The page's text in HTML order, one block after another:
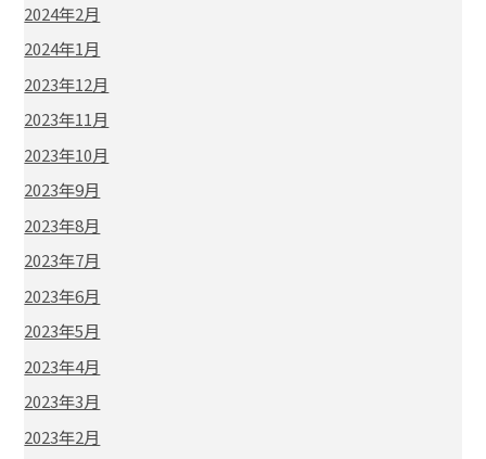
2024年2月
2024年1月
2023年12月
2023年11月
2023年10月
2023年9月
2023年8月
2023年7月
2023年6月
2023年5月
2023年4月
2023年3月
2023年2月